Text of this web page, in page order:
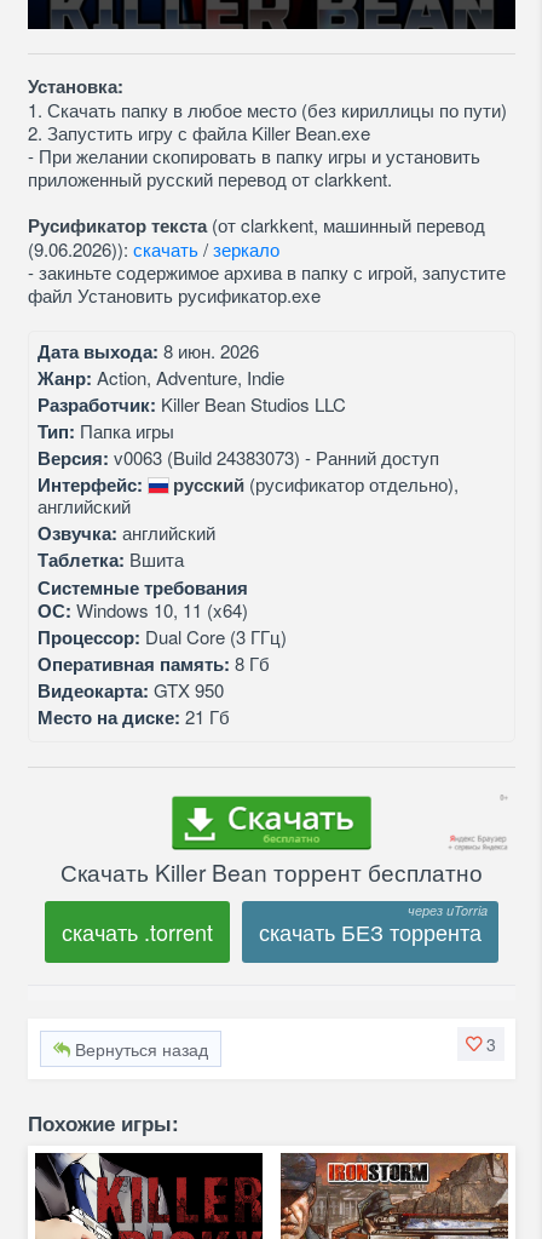
Установка:
1. Скачать папку в любое место (без кириллицы по пути)
2. Запустить игру с файла Killer Bean.exe
- При желании скопировать в папку игры и установить
приложенный русский перевод от clarkkent.
Русификатор текста(от clarkkent, машинный перевод
(9.06.2026)): скачать/зеркало
- закиньте содержимое архива в папку с игрой, запустите
файл Установить русификатор.exe
Дата выхода: 8 июн. 2026
Жанр: Action, Adventure, Indie
Разработчик: Killer Bean Studios LLC
Тип: Папка игры
Версия: v0063 (Build 24383073) - Ранний доступ
Интерфейс: русский(русификатор отдельно),
английский
Озвучка: английский
Таблетка: Вшита
Системные требования
ОС: Windows 10, 11 (x64)
Процессор: Dual Core (3 ГГц)
Оперативная память: 8 Гб
Видеокарта: GTX 950
Место на диске: 21 Гб
Скачать Killer Bean торрент бесплатно
скачать .torrent скачать БЕЗ торрента
3
Вернуться назад
Похожие игры: